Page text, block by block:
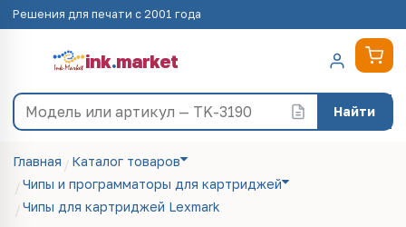
Решения для печати с 2001 года
ink.market
Найти
Главная
Каталог товаров
Чипы и программаторы для картриджей
Чипы для картриджей Lexmark